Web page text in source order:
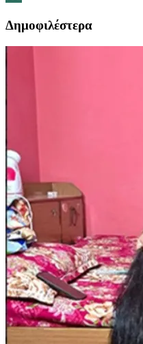
Δημοφιλέστερα